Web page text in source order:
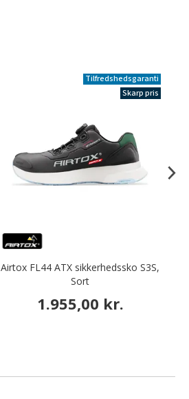
Tilfredshedsgaranti
Skarp pris
Airtox FL44 ATX sikkerhedssko S3S,
Sort
1.955,00 kr.